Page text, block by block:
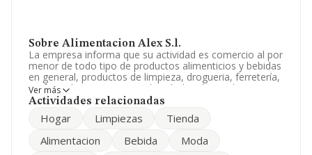
Sobre Alimentacion Alex S.l.
La empresa informa que su actividad es comercio al por
menor de todo tipo de productos alimenticios y bebidas
en general, productos de limpieza, drogueria, ferretería,
perfumería ropa en general, artículos de regalo, etc. La
empresa aparece inscrita en el Registro Mercantil como
corresponde a 'Comercio al por menor en
productos alimenticios, bebidas y tabaco', cuyo Código
Ver más
Actividades relacionadas
Hogar Limpiezas
Tienda
Alimentacion
Bebida
Moda